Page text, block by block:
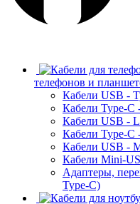
телефонов и
Кабели USB -
Кабели Type-C
Кабели USB -
Кабели Type-C
Кабели USB -
Кабели Mini-
Адаптеры,
Type-C)